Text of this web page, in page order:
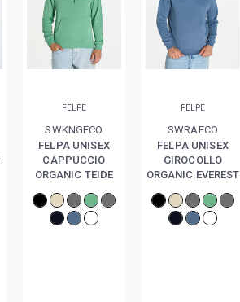
FELPE
SWKNGECO
FELPA UNISEX
CAPPUCCIO
ORGANIC TEIDE
FELPE
SWRAECO
FELPA UNISEX
GIROCOLLO
ORGANIC EVEREST